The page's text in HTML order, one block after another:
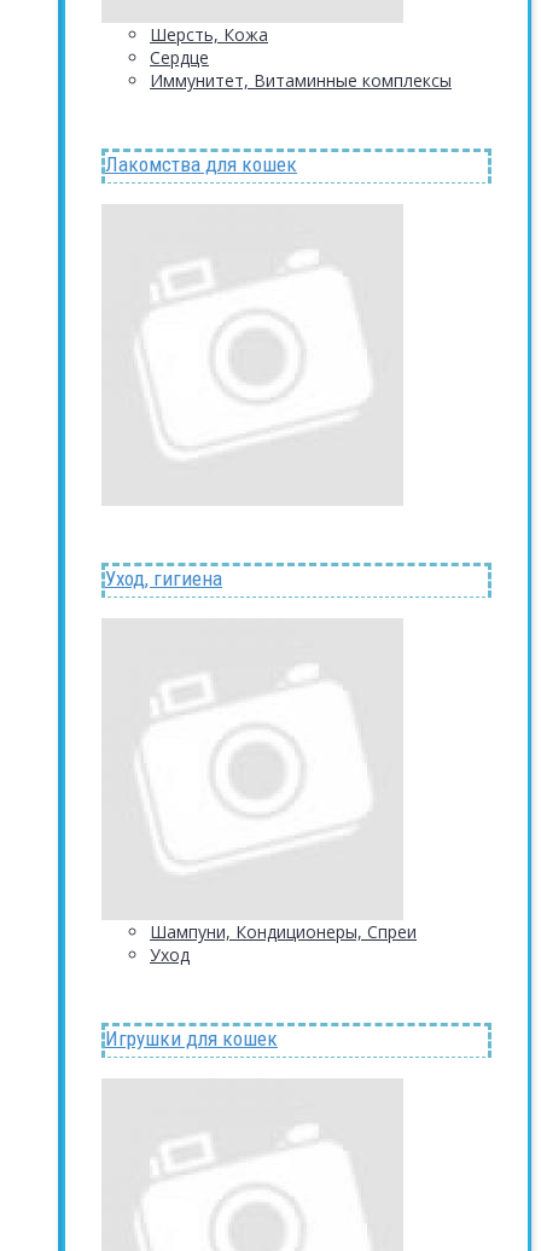
Шерсть, Кожа
Сердце
Иммунитет, Витаминные комплексы
Лакомства для кошек
Уход, гигиена
Шампуни, Кондиционеры, Спреи
Уход
Игрушки для кошек